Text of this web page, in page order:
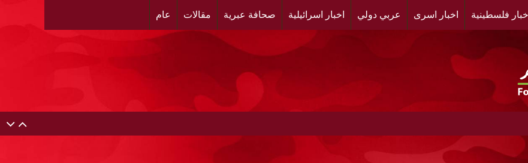
اخبار فلسطينية اخبار اسرى عربي دولي اخبار اسرائيلية صحافة عبرية مقالات عام
وثيقة بصرية مشهدية وقف لها الجهمور وصفق كثيرا
ندى من أجل مجتمع أكثر وعياً،، «ندى» تنظم ندوة صحية عن ألتهاب الكبد وتوزّع بروشورات توعوية على سيدات